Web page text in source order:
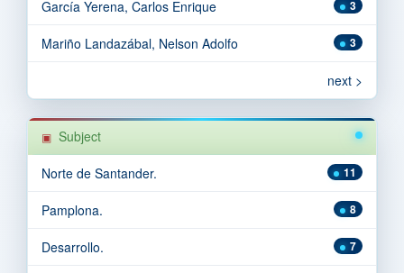
3
García Yerena, Carlos Enrique
3
Mariño Landazábal, Nelson Adolfo
next >
Subject
11
Norte de Santander.
8
Pamplona.
7
Desarrollo.